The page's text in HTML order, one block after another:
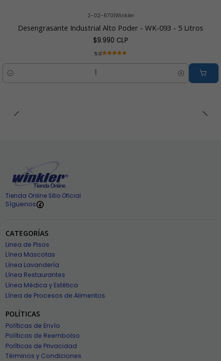
2-02-670|Winkler
Desengrasante Industrial Alto Poder - WK-093 - 5 Litros
$9.990 CLP
5.0
Cantidad
Tienda Online Sitio Oficial
Síguenos
CATEGORÍAS
Linea de Pisos
Línea Mascotas
Línea Lavandería
Línea Restaurantes
Línea Médica y Estética
Línea de Procesos de Alimentos
POLÍTICAS
Políticas de Envío
Políticas de Reembolso
Políticas de Privacidad
Términos y Condiciones